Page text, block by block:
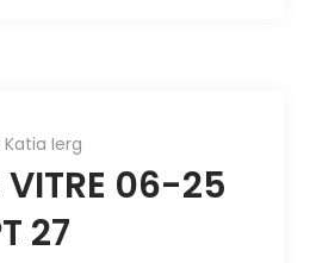
Katia Ierg
VITRE 06-25
27